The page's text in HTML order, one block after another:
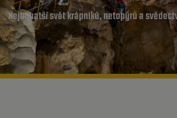
Nejbohatší svět krápníků, netopýrů a